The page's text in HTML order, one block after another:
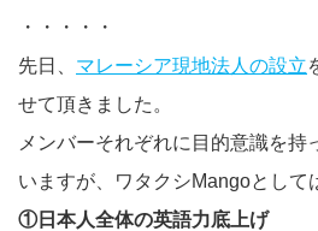
・・・・・
先日、 マレーシア現地法人の設立
せて頂きました。
メンバーそれぞれに目的意識を持
いますが、ワタクシMangoとして
①日本人全体の英語力底上げ